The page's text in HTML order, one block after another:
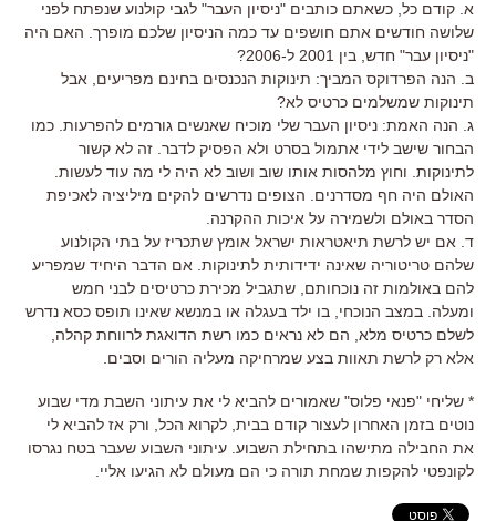
א. קודם כל, כשאתם כותבים "ניסיון העבר" לגבי קולנוע שנפתח לפני
שלושה חודשים אתם חושפים עד כמה הניסיון שלכם מופרך. האם היה
"ניסיון עבר" חדש, בין 2001 ל-2006?
ב. הנה הפרדוקס המביך: תינוקות הנכנסים בחינם מפריעים, אבל
תינוקות שמשלמים כרטיס לא?
ג. הנה האמת: ניסיון העבר שלי מוכיח שאנשים גורמים להפרעות. כמו
הבחור שישב לידי אתמול בסרט ולא הפסיק לדבר. זה לא קשור
לתינוקות. וחוץ מלהסות אותו שוב ושוב לא היה לי מה עוד לעשות.
האולם היה חף מסדרנים. הצופים נדרשים להקים מיליציה לאכיפת
הסדר באולם ולשמירה על איכות ההקרנה.
ד. אם יש לרשת תיאטראות ישראל אומץ שתכריז על בתי הקולנוע
שלהם טריטוריה שאינה ידידותית לתינוקות. אם הדבר היחיד שמפריע
להם באולמות זה נוכחותם, שתגביל מכירת כרטיסים לבני חמש
ומעלה. במצב הנוכחי, בו ילד בעגלה או במנשא שאינו תופס כסא נדרש
לשלם כרטיס מלא, הם לא נראים כמו רשת הדואגת לרווחת קהלה,
אלא רק לרשת תאוות בצע שמרחיקה מעליה הורים וסבים.
* שליחי "פנאי פלוס" שאמורים להביא לי את עיתוני השבת מדי שבוע
נוטים בזמן האחרון לעצור קודם בבית, לקרוא הכל, ורק אז להביא לי
את החבילה מתישהו בתחילת השבוע. עיתוני השבוע שעבר בטח נגרסו
לקונפטי להקפות שמחת תורה כי הם מעולם לא הגיעו אליי.